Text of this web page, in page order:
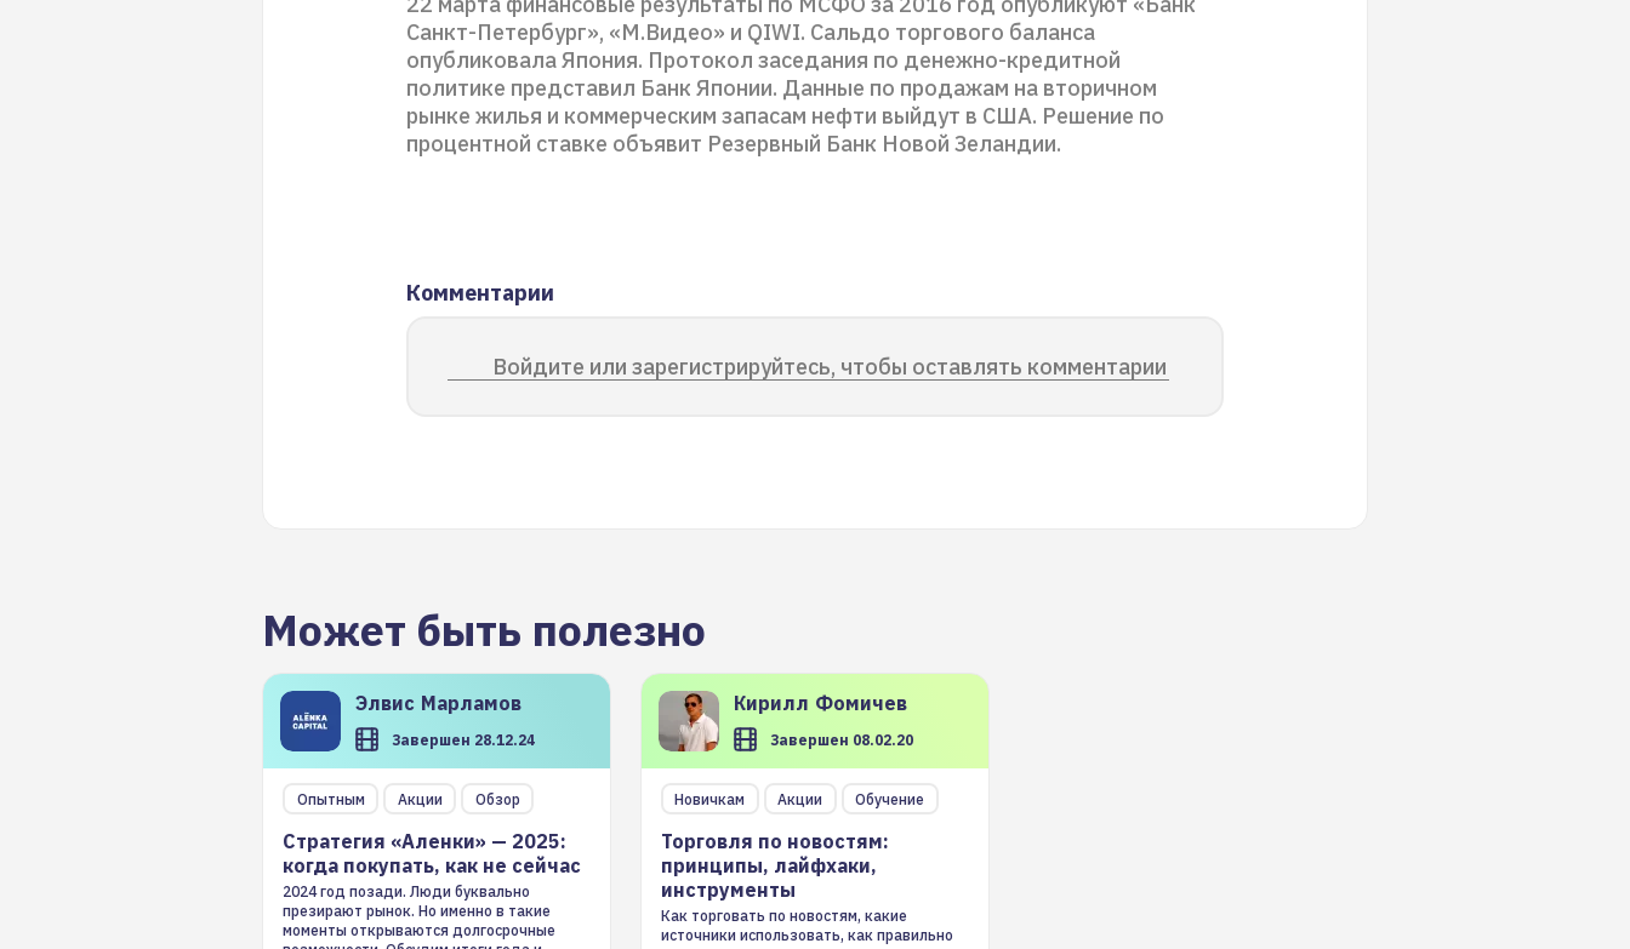
Санкт-Петербург», «М.Видео» и QIWI. Сальдо торгового баланса
опубликовала Япония. Протокол заседания по денежно-кредитной
политике представил Банк Японии. Данные по продажам на вторичном
рынке жилья и коммерческим запасам нефти выйдут в США. Решение по
процентной ставке объявит Резервный Банк Новой Зеландии.
Комментарии
Войдите или зарегистрируйтесь, чтобы оставлять комментарии
Может быть полезно
Элвис Марламов
Завершен 28.12.24
Опытным Акции Обзор
Стратегия «Аленки» — 2025:
когда покупать, как не сейчас
2024 год позади. Люди буквально
презирают рынок. Но именно в такие
моменты открываются долгосрочные
Кирилл Фомичев
Завершен 08.02.20
Новичкам Акции Обучение
Торговля по новостям:
принципы, лайфхаки,
инструменты
Как торговать по новостям, какие
источники использовать, как правильно